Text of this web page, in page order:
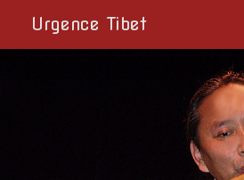
Urgence Tibet